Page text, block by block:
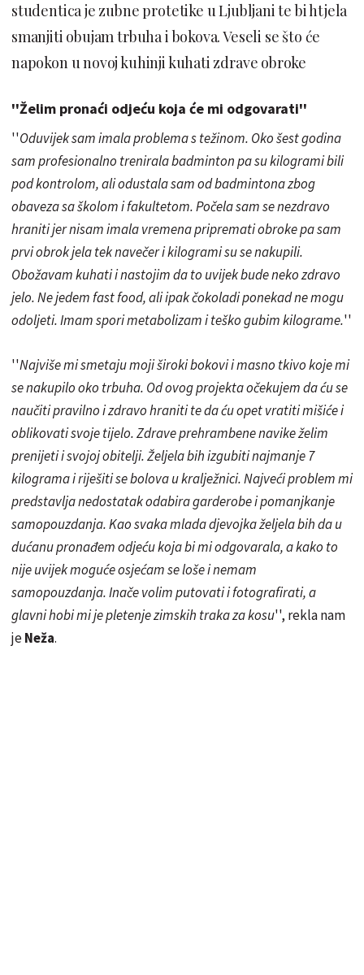
studentica je zubne protetike u Ljubljani te bi htjela
smanjiti obujam trbuha i bokova. Veseli se što će
napokon u novoj kuhinji kuhati zdrave obroke
''Želim pronaći odjeću koja će mi odgovarati''
''Oduvijek sam imala problema s težinom. Oko šest godina
sam profesionalno trenirala badminton pa su kilogrami bili
pod kontrolom, ali odustala sam od badmintona zbog
obaveza sa školom i fakultetom. Počela sam se nezdravo
hraniti jer nisam imala vremena pripremati obroke pa sam
prvi obrok jela tek navečer i kilogrami su se nakupili.
Obožavam kuhati i nastojim da to uvijek bude neko zdravo
jelo. Ne jedem fast food, ali ipak čokoladi ponekad ne mogu
odoljeti. Imam spori metabolizam i teško gubim kilograme.''
''Najviše mi smetaju moji široki bokovi i masno tkivo koje mi
se nakupilo oko trbuha. Od ovog projekta očekujem da ću se
naučiti pravilno i zdravo hraniti te da ću opet vratiti mišiće i
oblikovati svoje tijelo. Zdrave prehrambene navike želim
prenijeti i svojoj obitelji. Željela bih izgubiti najmanje 7
kilograma i riješiti se bolova u kralježnici. Najveći problem mi
predstavlja nedostatak odabira garderobe i pomanjkanje
samopouzdanja. Kao svaka mlada djevojka željela bih da u
dućanu pronađem odjeću koja bi mi odgovarala, a kako to
nije uvijek moguće osjećam se loše i nemam
samopouzdanja. Inače volim putovati i fotografirati, a
glavni hobi mi je pletenje zimskih traka za kosu'', rekla nam
jeNeža.